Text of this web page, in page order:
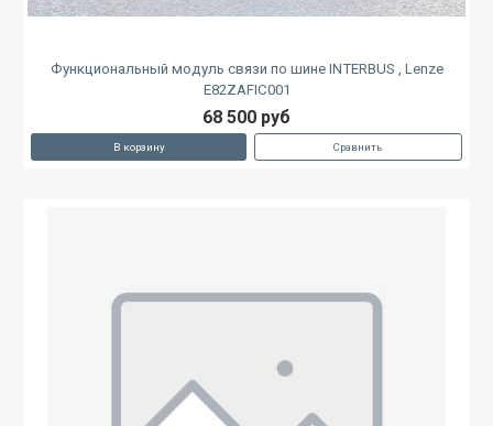
Функциональный модуль связи по шине INTERBUS , Lenze
E82ZAFIC001
68 500 руб
В корзину Сравнить